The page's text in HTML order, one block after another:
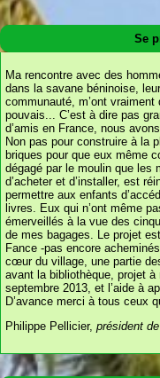
Se
Ma rencontre avec des
dans la savane béninoise,
communauté, m’ont
pouvais... C’est à dire pas
d’amis en France, nous
Non pas pour construire à la
briques pour que eux même
dégagé par le moulin que les
d’acheter et d’installer, est
permettre aux enfants
livres. Eux qui n’ont même
émerveillés à la vue des
de mes bagages. Le projet
Fance -pas encore
cœur du village, une partie
avant la bibliothèque, projet
septembre 2013, et l’aide à
D’avance merci à tous ceux
Philippe Pellicier, président